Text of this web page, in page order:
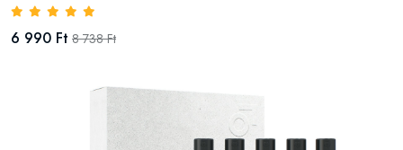
6 990 Ft 8 738 Ft